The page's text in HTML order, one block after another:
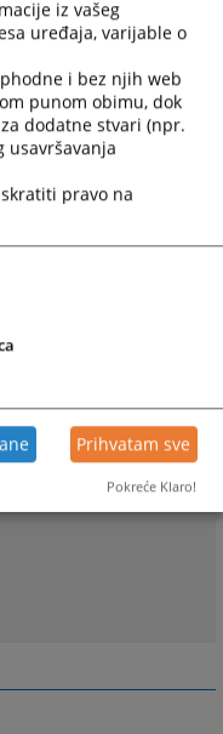
doživaljava kao strana i
donošenja odluka o
i profesionalnijeg
i pronaći potrebne
radu.
iz vašeg
uređaja, varijable o
i bez njih web
punom obimu, dok
dodatne stvari (npr.
usavršavanja
pravo na
Prihvatam sve
Pokreće Klaro!